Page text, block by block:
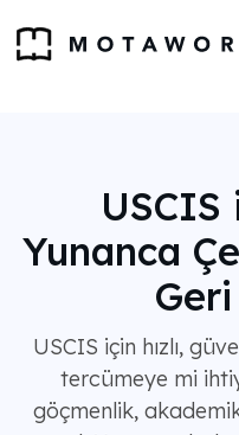
USCIS
Yunanca
USCIS için hızlı,
tercümeye mi
göçmenlik,